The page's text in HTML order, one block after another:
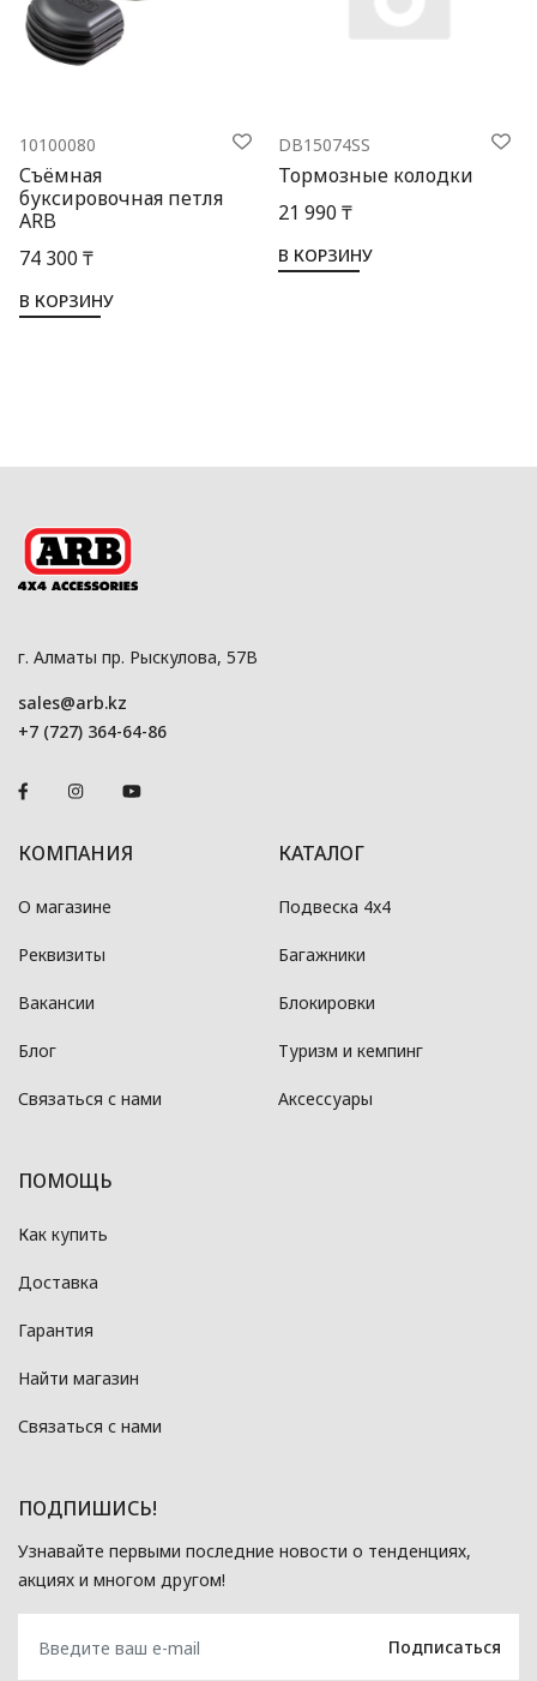
10100080
Съёмная
буксировочная петля
ARB
74 300 ₸
В КОРЗИНУ
DB15074SS
Тормозные колодки
21 990 ₸
В КОРЗИНУ
г. Алматы пр. Рыскулова, 57В
sales@arb.kz
+7 (727) 364-64-86
КОМПАНИЯ
О магазине
Реквизиты
Вакансии
Блог
Связаться с нами
КАТАЛОГ
Подвеска 4x4
Багажники
Блокировки
Туризм и кемпинг
Аксессуары
ПОМОЩЬ
Как купить
Доставка
Гарантия
Найти магазин
Связаться с нами
ПОДПИШИСЬ!
Узнавайте первыми последние новости о тенденциях,
акциях и многом другом!